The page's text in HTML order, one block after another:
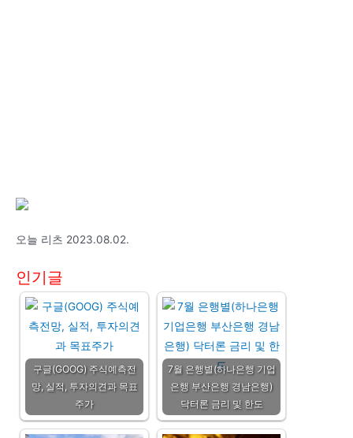
오늘 리츠 2023.08.02.
인기글
구글(GOOG) 주식예측전
망, 실적, 투자의견과 목표
주가
7월 은행별(하나은행 기업
은행 부산은행 경남은행)
닥터론 금리 및 한도